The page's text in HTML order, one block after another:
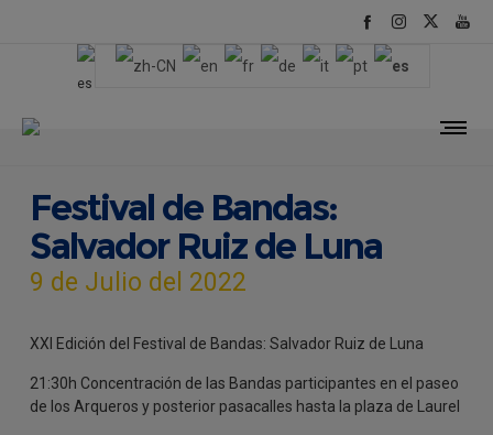
Festival de Bandas:
Salvador Ruiz de Luna
9 de Julio del 2022
XXI Edición del Festival de Bandas: Salvador Ruiz de Luna
21:30h Concentración de las Bandas participantes en el paseo
de los Arqueros y posterior pasacalles hasta la plaza de Laurel